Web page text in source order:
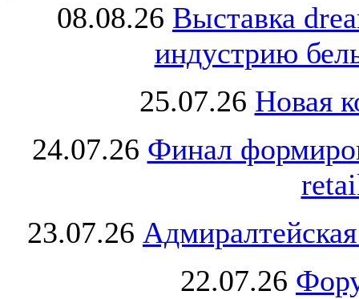
08.08.26 Выставка
индустрию
25.07.26 Новая
24.07.26 Финал
23.07.26
22.07.26